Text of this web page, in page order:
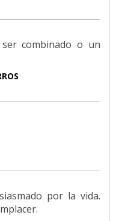
combinado o un
por la vida.